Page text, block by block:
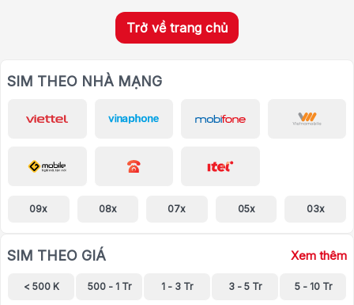
Trở về trang chủ
SIM THEO NHÀ MẠNG
09x 08x 07x 05x 03x
SIM THEO GIÁ Xem thêm
< 500 K 500 - 1 Tr 1 - 3 Tr 3 - 5 Tr 5 - 10 Tr